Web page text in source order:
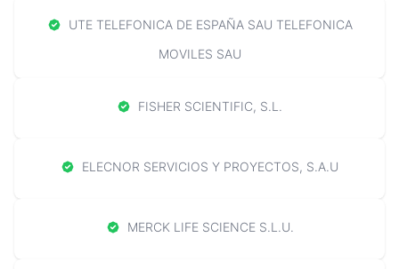
UTE TELEFONICA DE ESPAÑA SAU TELEFONICA
MOVILES SAU
FISHER SCIENTIFIC, S.L.
ELECNOR SERVICIOS Y PROYECTOS, S.A.U
MERCK LIFE SCIENCE S.L.U.